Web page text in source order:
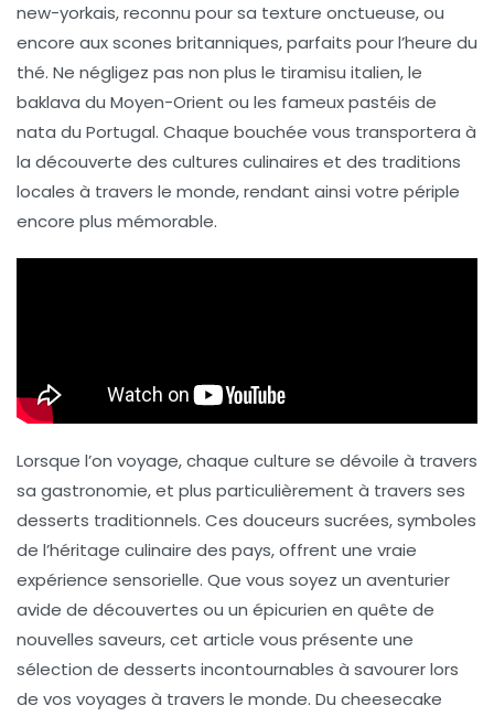
new-yorkais, reconnu pour sa texture onctueuse, ou
encore auxscones britanniques, parfaits pour l’heure du
thé. Ne négligez pas non plus le tiramisu italien, le
baklava du Moyen-Orient ou les fameuxpastéis de
nata du Portugal. Chaque bouchée vous transportera à
la découverte des cultures culinaires et des traditions
locales à travers le monde, rendant ainsi votre périple
encore plus mémorable.
Lorsque l’on voyage, chaque culture se dévoile à travers
sa gastronomie, et plus particulièrement à travers ses
desserts traditionnels. Ces douceurs sucrées, symboles
de l’héritage culinaire des pays, offrent une vraie
expérience sensorielle. Que vous soyez un aventurier
avide de découvertes ou un épicurien en quête de
nouvelles saveurs, cet article vous présente une
sélection de desserts incontournables à savourer lors
de vos voyages à travers le monde. Du cheesecake